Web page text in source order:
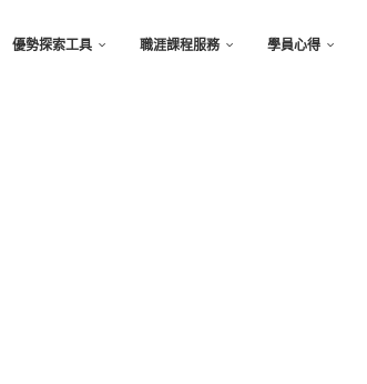
優勢探索工具 職涯課程服務 學員心得